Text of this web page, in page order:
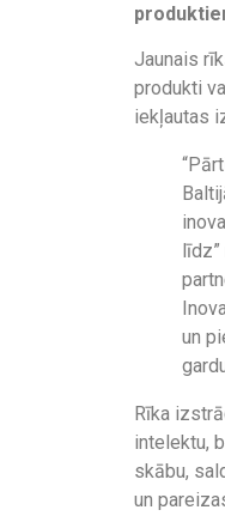
Jaunais
produkti
iekļautas
un
Rīka
intelektu,
skābu,
un